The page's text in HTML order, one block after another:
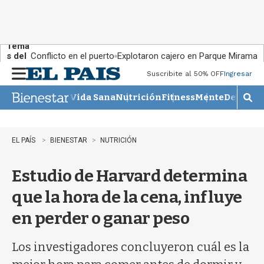
Tema
s del
día:
Conflicto en el puerto Explotaron cajero en Parque Miramar
n
u
Suscribite al 50% OFFIngresar
Vida SanaNutriciónFitnessMente
M
o
b
e
d
EL PAÍS BIENESTAR NUTRICIÓN
Estudio de Harvard determina
que la hora de la cena, influye
en perder o ganar peso
Los investigadores concluyeron cuál es la